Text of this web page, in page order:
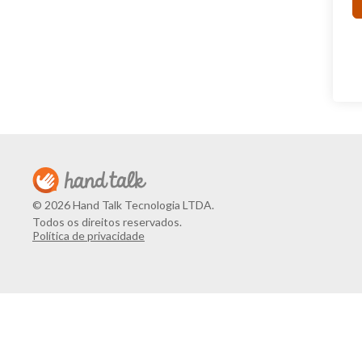
© 2026 Hand Talk Tecnologia LTDA.
Todos os direitos reservados.
Política de privacidade